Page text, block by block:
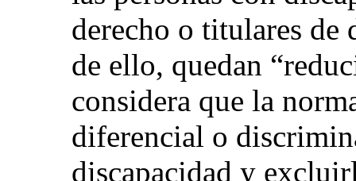
derecho o titulares de
de ello, quedan
considera que la
diferencial o
discapacidad y